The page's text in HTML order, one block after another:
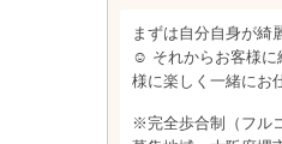
まずは自分自身が綺
☺️ それからお客様に
様に楽しく一緒にお
※完全歩合制（フル